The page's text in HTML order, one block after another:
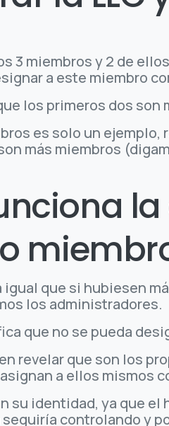
3 miembros y 2 de
a este miembro
los primeros dos
es solo un
más miembros
que si hubiesen
los administradores.
que no se pueda
revelar que son los
a ellos mismos
su identidad, ya que
controlando y